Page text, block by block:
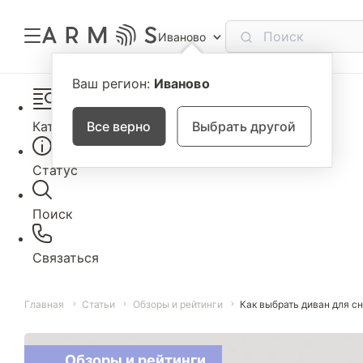
Иваново
Ваш регион: Иваново
Все верно Выбрать другой
Каталог
Статус
Поиск
Связаться
Главная Статьи Обзоры и рейтинги Как выбрать диван для